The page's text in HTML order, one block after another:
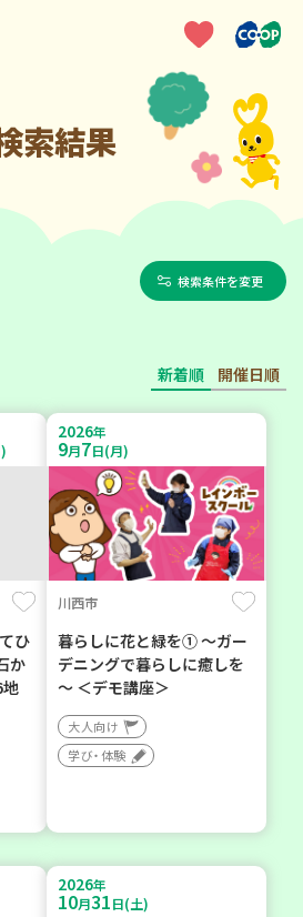
索結果
検索条件を変更
新着順 開催日順
ひ
か
2026年
9月7日(月)
川西市
暮らしに花と緑を① ～ガー
デニングで暮らしに癒しを
～ ＜デモ講座＞
大人向け
学び・体験
2026年
10月31日(土)